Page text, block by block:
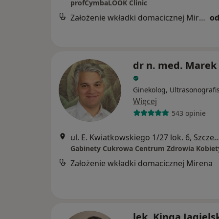
profCymbaLOOK Clinic
Założenie wkładki domacicznej Mirena
dr n. med.
Ginekolog,
Więcej
543 opinie
ul. E.
Założenie wkładki domacicznej Mirena